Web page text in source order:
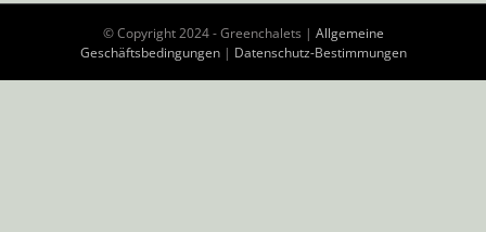
© Copyright 2024 - Greenchalets | Allgemeine
Geschäftsbedingungen| Datenschutz-Bestimmungen